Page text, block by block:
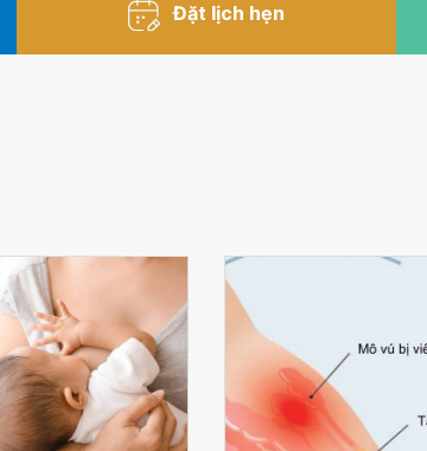
Đặt lịch hẹn